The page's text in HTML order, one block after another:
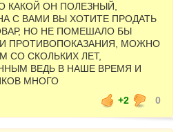
КАКОЙ ОН ПОЛЕЗНЫЙ,
С ВАМИ ВЫ ХОТИТЕ ПРОДАТЬ
НО НЕ ПОМЕШАЛО БЫ
ПРОТИВОПОКАЗАНИЯ, МОЖНО
СО СКОЛЬКИХ ЛЕТ,
ВЕДЬ В НАШЕ ВРЕМЯ И
МНОГО
+2
0